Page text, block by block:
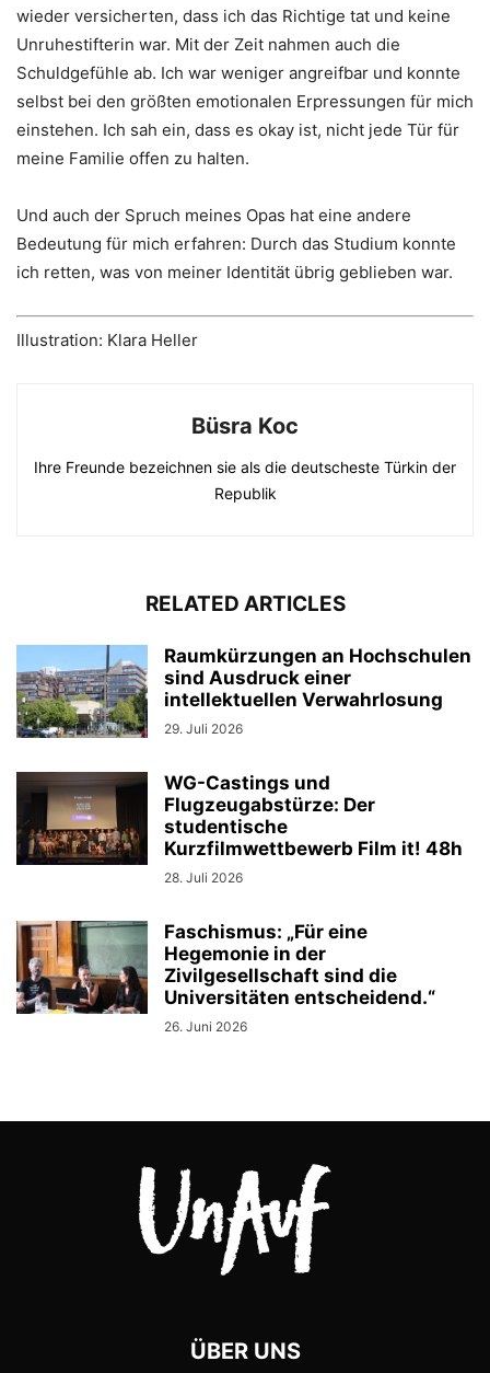
wieder versicherten, dass ich das Richtige tat und keine
Unruhestifterin war. Mit der Zeit nahmen auch die
Schuldgefühle ab. Ich war weniger angreifbar und konnte
selbst bei den größten emotionalen Erpressungen für mich
einstehen. Ich sah ein, dass es okay ist, nicht jede Tür für
meine Familie offen zu halten.
Und auch der Spruch meines Opas hat eine andere
Bedeutung für mich erfahren: Durch das Studium konnte
ich retten, was von meiner Identität übrig geblieben war.
Illustration: Klara Heller
Büsra Koc
Ihre Freunde bezeichnen sie als die deutscheste Türkin der
Republik
RELATED ARTICLES
Raumkürzungen an Hochschulen
sind Ausdruck einer
intellektuellen Verwahrlosung
29. Juli 2026
WG-Castings und
Flugzeugabstürze: Der
studentische
Kurzfilmwettbewerb Film it! 48h
28. Juli 2026
Faschismus: „Für eine
Hegemonie in der
Zivilgesellschaft sind die
Universitäten entscheidend.“
26. Juni 2026
ÜBER UNS